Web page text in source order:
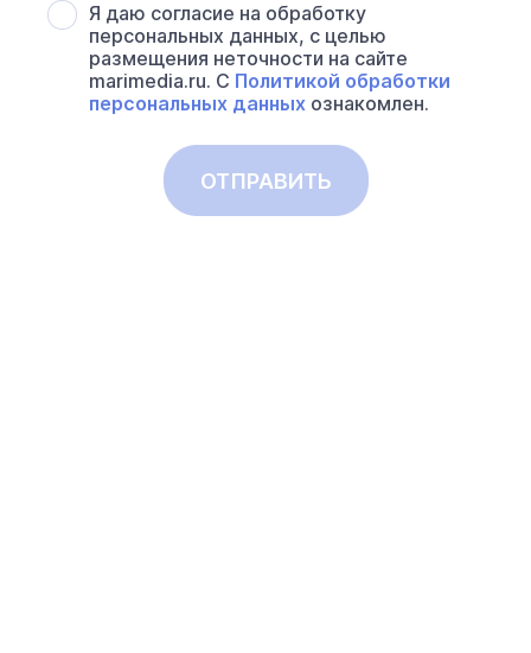
Я даю согласие на обработку
персональных данных, с целью
размещения неточности на сайте
marimedia.ru. С Политикой обработки
персональных данных ознакомлен.
ОТПРАВИТЬ